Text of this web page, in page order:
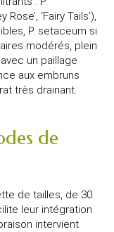
‘Fairy Tails’),
P. setaceum si
modérés, plein
un paillage
aux embruns
très drainant.
de
de tailles, de 30
leur intégration
intervient